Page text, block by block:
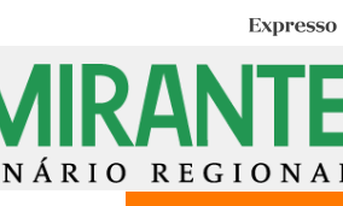
Expresso